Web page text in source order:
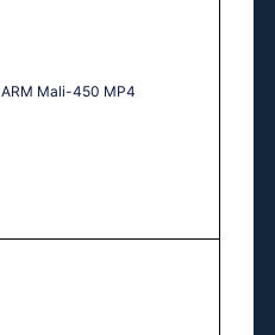
ARM Mali-450 MP4